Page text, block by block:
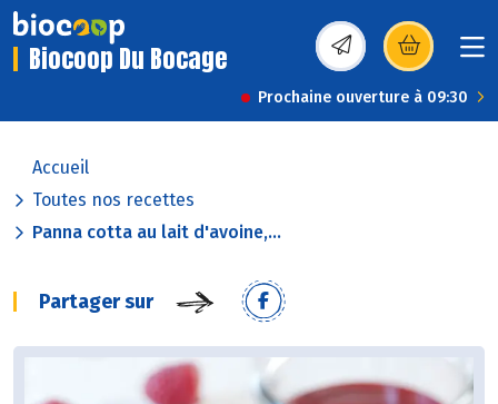
Biocoop Du Bocage (s’ouvre dans une
Prochaine ouverture à 09:30
Accueil
Toutes nos recettes
Panna cotta au lait d'avoine,...
Partager sur